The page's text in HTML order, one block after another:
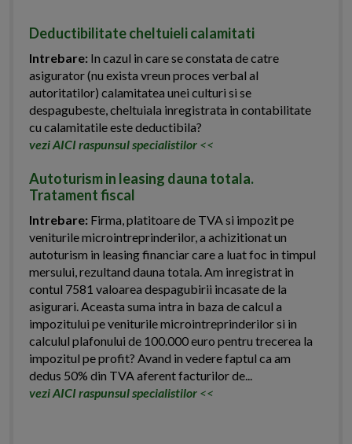
Deductibilitate cheltuieli calamitati
Intrebare: In cazul in care se constata de catre
asigurator (nu exista vreun proces verbal al
autoritatilor) calamitatea unei culturi si se
despagubeste, cheltuiala inregistrata in contabilitate
cu calamitatile este deductibila?
vezi AICI raspunsul specialistilor <<
Autoturism in leasing dauna totala.
Tratament fiscal
Intrebare: Firma, platitoare de TVA si impozit pe
veniturile microintreprinderilor, a achizitionat un
autoturism in leasing financiar care a luat foc in timpul
mersului, rezultand dauna totala. Am inregistrat in
contul 7581 valoarea despagubirii incasate de la
asigurari. Aceasta suma intra in baza de calcul a
impozitului pe veniturile microintreprinderilor si in
calculul plafonului de 100.000 euro pentru trecerea la
impozitul pe profit? Avand in vedere faptul ca am
dedus 50% din TVA aferent facturilor de...
vezi AICI raspunsul specialistilor <<